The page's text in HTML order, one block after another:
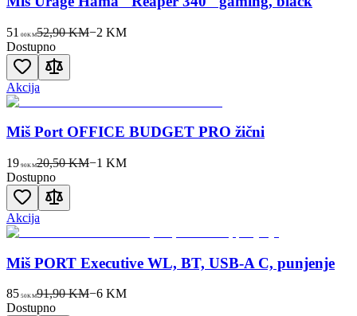
51 00KM52,90 KM−2 KM
Dostupno
Akcija
Miš Port OFFICE BUDGET PRO žični
19 90KM20,50 KM−1 KM
Dostupno
Akcija
Miš PORT Executive WL, BT, USB-A C, punjenje
85 50KM91,90 KM−6KM
Dostupno